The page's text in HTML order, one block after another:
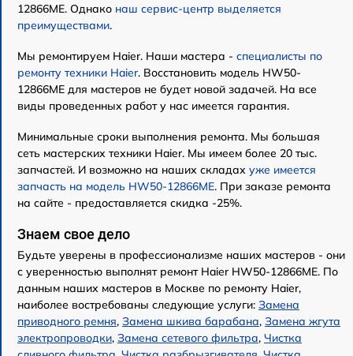
12866ME. Однако наш сервис-центр выделяется
преимуществами.
Мы ремонтируем Haier. Наши мастера - специалисты по
ремонту техники Haier. Восстановить модель HW50-
12866ME для мастеров не будет новой задачей. На все
виды проведенных работ у нас имеется гарантия.
Минимальные сроки выполнения ремонта. Мы большая
сеть мастерских техники Haier. Мы имеем более 20 тыс.
запчастей. И возможно на наших складах уже имеется
запчасть на модель HW50-12866ME. При заказе ремонта
на сайте - предоставляется скидка -25%.
Знаем свое дело
Будьте уверены в профессионализме наших мастеров - они
с уверенностью выполнят ремонт Haier HW50-12866ME. По
данным наших мастеров в Москве по ремонту Haier,
наиболее востребованы следующие услуги: Замена
приводного ремня, Замена шкива барабана, Замена жгута
электропроводки, Замена сетевого фильтра, Чистка